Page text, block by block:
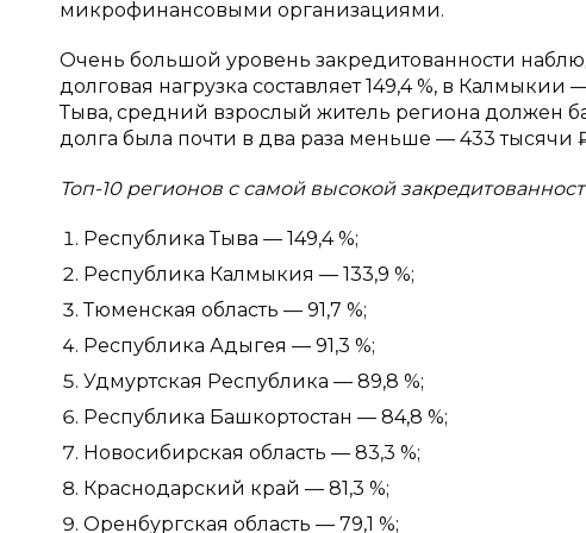
микрофинансовыми организациями.
Очень большой уровень закредитованности
долговая нагрузка составляет 149,4 %, в
Тыва, средний взрослый житель региона должен
долга была почти в два раза меньше — 433 тысячи
Топ-10 регионов с самой высокой
Республика Тыва — 149,4 %;
Республика Калмыкия — 133,9 %;
Тюменская область — 91,7 %;
Республика Адыгея — 91,3 %;
Удмуртская Республика — 89,8 %;
Республика Башкортостан — 84,8 %;
Новосибирская область — 83,3 %;
Краснодарский край — 81,3 %;
Оренбургская область — 79,1 %;